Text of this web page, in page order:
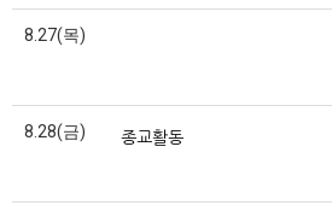
8.27(목)
8.28(금) 종교활동